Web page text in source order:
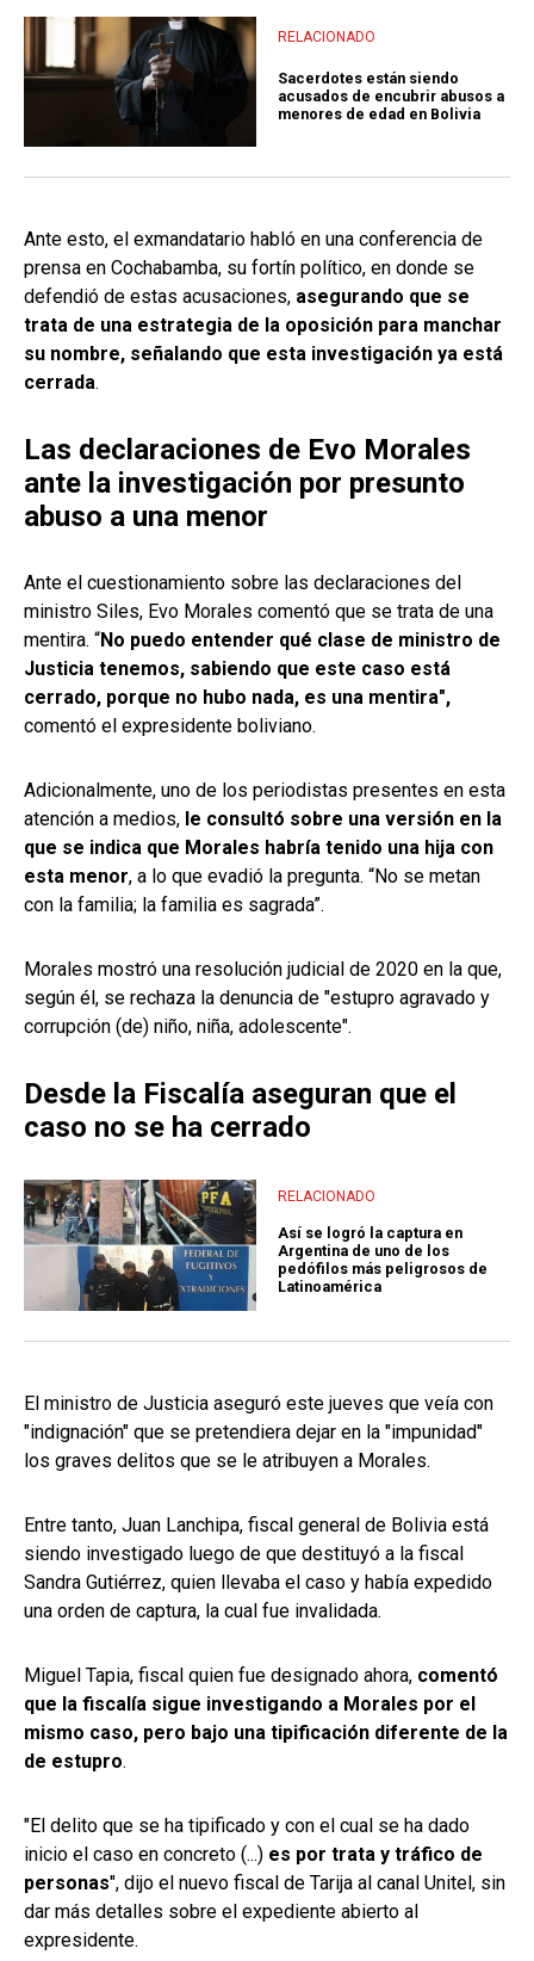
RELACIONADO
Sacerdotes están siendo
acusados de encubrir abusos a
menores de edad en Bolivia
Ante esto, el exmandatario habló en una conferencia de
prensa en Cochabamba, su fortín político, en donde se
defendió de estas acusaciones, asegurando que se
trata de una estrategia de la oposición para manchar
su nombre, señalando que esta investigación ya está
cerrada.
Las declaraciones de Evo Morales
ante la investigación por presunto
abuso a una menor
Ante el cuestionamiento sobre las declaraciones del
ministro Siles, Evo Morales comentó que se trata de una
mentira. “No puedo entender qué clase de ministro de
Justicia tenemos, sabiendo que este caso está
cerrado, porque no hubo nada, es una mentira",
comentó el expresidente boliviano.
Adicionalmente, uno de los periodistas presentes en esta
atención a medios, le consultó sobre una versión en la
que se indica que Morales habría tenido una hija con
esta menor, a lo que evadió la pregunta. “No se metan
con la familia; la familia es sagrada”.
Morales mostró una resolución judicial de 2020 en la que,
según él, se rechaza la denuncia de "estupro agravado y
corrupción (de) niño, niña, adolescente".
Desde la Fiscalía aseguran que el
caso no se ha cerrado
RELACIONADO
Así se logró la captura en
Argentina de uno de los
pedófilos más peligrosos de
Latinoamérica
El ministro de Justicia aseguró este jueves que veía con
"indignación" que se pretendiera dejar en la "impunidad"
los graves delitos que se le atribuyen a Morales.
Entre tanto, Juan Lanchipa, fiscal general de Bolivia está
siendo investigado luego de que destituyó a la fiscal
Sandra Gutiérrez, quien llevaba el caso y había expedido
una orden de captura, la cual fue invalidada.
Miguel Tapia, fiscal quien fue designado ahora, comentó
que la fiscalía sigue investigando a Morales por el
mismo caso, pero bajo una tipificación diferente de la
de estupro.
"El delito que se ha tipificado y con el cual se ha dado
inicio el caso en concreto (...) es por trata y tráfico de
personas", dijo el nuevo fiscal de Tarija al canal Unitel, sin
dar más detalles sobre el expediente abierto al
expresidente.